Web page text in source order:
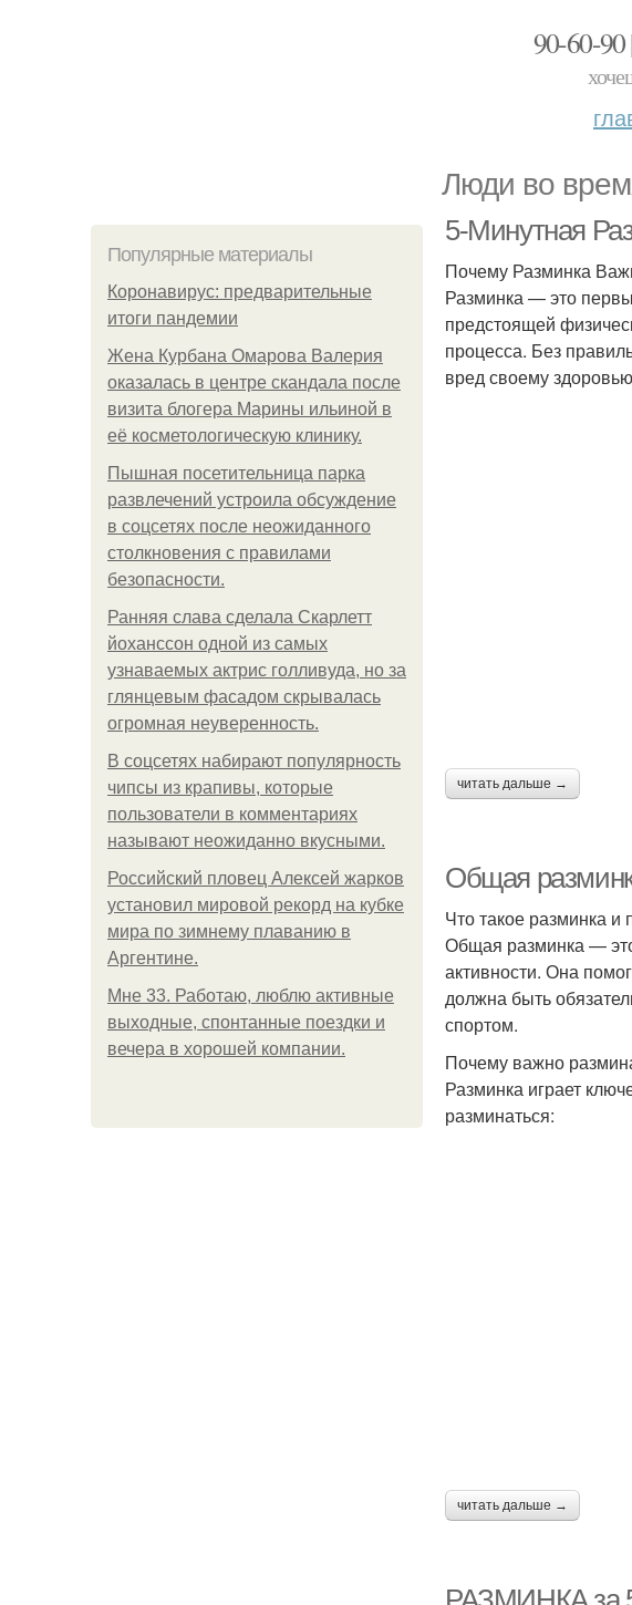
90-60-
Люди во
Популярные материалы
Коронавирус: предварительные
итоги пандемии
Жена Курбана Омарова Валерия
оказалась в центре скандала после
визита блогера Марины ильиной в
её косметологическую клинику.
Пышная посетительница парка
развлечений устроила обсуждение
в соцсетях после неожиданного
столкновения с правилами
безопасности.
Ранняя слава сделала Скарлетт
йоханссон одной из самых
узнаваемых актрис голливуда, но за
глянцевым фасадом скрывалась
огромная неуверенность.
В соцсетях набирают популярность
чипсы из крапивы, которые
пользователи в комментариях
называют неожиданно вкусными.
Российский пловец Алексей жарков
установил мировой рекорд на кубке
мира по зимнему плаванию в
Аргентине.
Мне 33. Работаю, люблю активные
выходные, спонтанные поездки и
вечера в хорошей компании.
5-Минутная
Почему Разминка
Разминка — это
предстоящей
процесса. Без
вред своему
читать дальше →
Общая
Что такое разминка
Общая разминка —
активности. Она
должна быть
спортом.
Почему важно
Разминка играет
разминаться:
читать дальше →